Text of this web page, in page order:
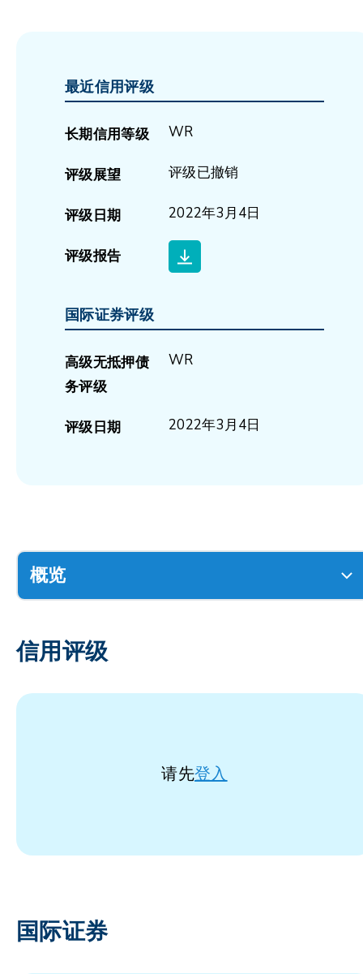
最近信用评级
长期信用等级 WR
评级展望 评级已撤销
评级日期 2022年3月4日
评级报告
国际证券评级
高级无抵押债
务评级
WR
评级日期 2022年3月4日
概览
信用评级
请先登入
国际证券